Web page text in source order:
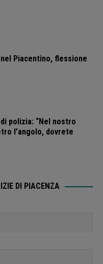
Piacentino, flessione
polizia: “Nel nostro
l’angolo, dovrete
DI PIACENZA